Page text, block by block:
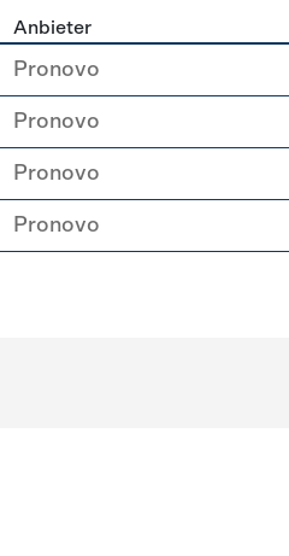
Anbieter
Pronovo
Pronovo
Pronovo
Pronovo